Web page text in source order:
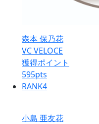
森本 保乃花
VC VELOCE
獲得ポイント
595pts
RANK4
小島 亜友花